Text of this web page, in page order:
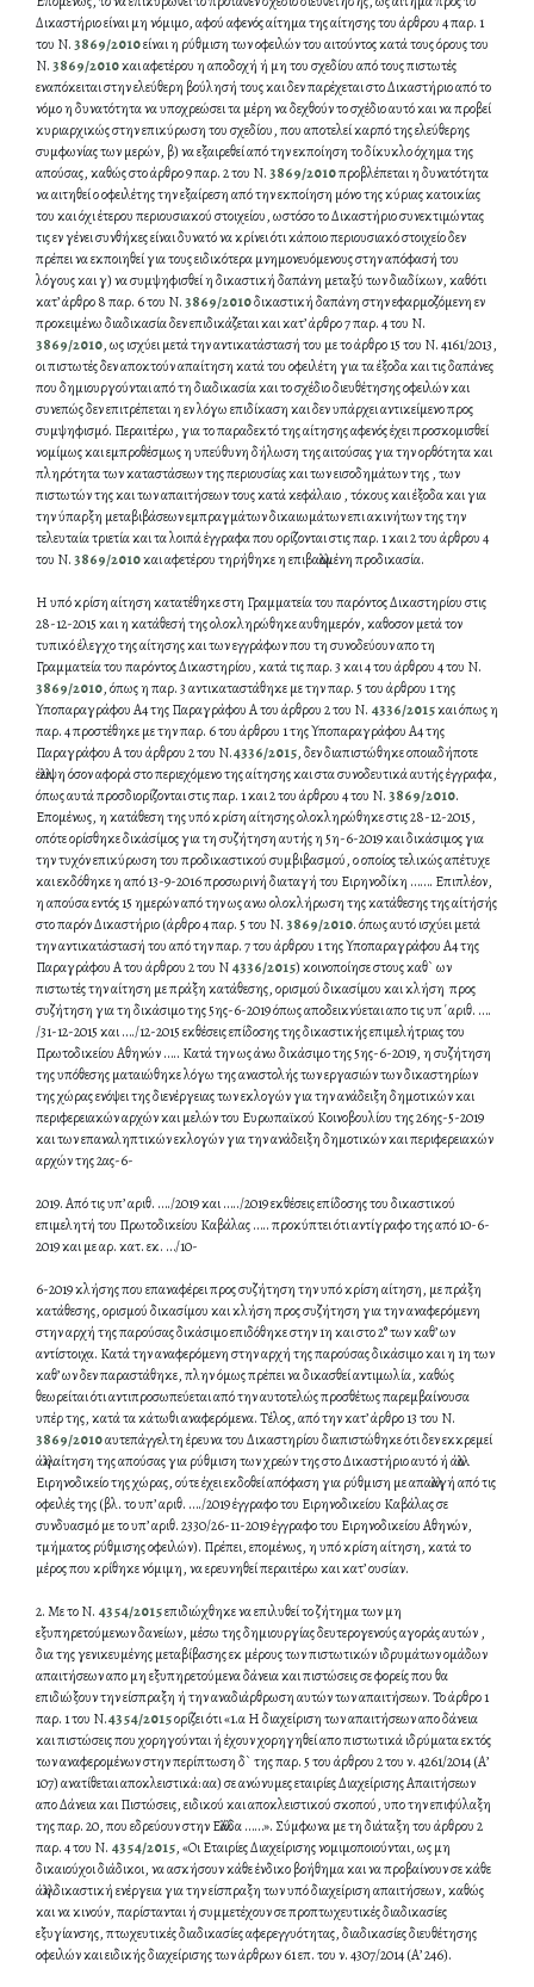
Δικαστήριο είναι μη νόμιμο, αφού αφενός αίτημα της αίτησης του άρθρου 4 παρ. 1
του Ν.3869/2010είναι η ρύθμιση των οφειλών του αιτούντος κατά τους όρους του
Ν.3869/2010και αφετέρου η αποδοχή ή μη του σχεδίου από τους πιστωτές
εναπόκειται στην ελεύθερη βούλησή τους και δεν παρέχεται στο Δικαστήριο από το
νόμο η δυνατότητα να υποχρεώσει τα μέρη να δεχθούν το σχέδιο αυτό και να προβεί
κυριαρχικώς στην επικύρωση του σχεδίου, που αποτελεί καρπό της ελεύθερης
συμφωνίας των μερών, β) να εξαιρεθεί από την εκποίηση το δίκυκλο όχημα της
απούσας, καθώς στο άρθρο 9 παρ. 2 του Ν.3869/2010προβλέπεται η δυνατότητα
να αιτηθεί ο οφειλέτης την εξαίρεση από την εκποίηση μόνο της κύριας κατοικίας
του και όχι έτερου περιουσιακού στοιχείου, ωστόσο το Δικαστήριο συνεκτιμώντας
τις εν γένει συνθήκες είναι δυνατό να κρίνει ότι κάποιο περιουσιακό στοιχείο δεν
πρέπει να εκποιηθεί για τους ειδικότερα μνημονευόμενους στην απόφασή του
λόγους και γ) να συμψηφισθεί η δικαστική δαπάνη μεταξύ των διαδίκων, καθότι
κατ’ άρθρο 8 παρ. 6 του Ν.3869/2010δικαστική δαπάνη στην εφαρμοζόμενη εν
προκειμένω διαδικασία δεν επιδικάζεται και κατ’ άρθρο 7 παρ. 4 του Ν.
3869/2010, ως ισχύει μετά την αντικατάστασή του με το άρθρο 15 του Ν. 4161/2013,
οι πιστωτές δεν αποκτούν απαίτηση κατά του οφειλέτη για τα έξοδα και τις δαπάνες
που δημιουργούνται από τη διαδικασία και το σχέδιο διευθέτησης οφειλών και
συνεπώς δεν επιτρέπεται η εν λόγω επιδίκαση και δεν υπάρχει αντικείμενο προς
συμψηφισμό. Περαιτέρω, για το παραδεκτό της αίτησης αφενός έχει προσκομισθεί
νομίμως και εμπροθέσμως η υπεύθυνη δήλωση της αιτούσας για την ορθότητα και
πληρότητα των καταστάσεων της περιουσίας και των εισοδημάτων της , των
πιστωτών της και των απαιτήσεων τους κατά κεφάλαιο , τόκους και έξοδα και για
την ύπαρξη μεταβιβάσεων εμπραγμάτων δικαιωμάτων επι ακινήτων της την
τελευταία τριετία και τα λοιπά έγγραφα που ορίζονται στις παρ. 1 και 2 του άρθρου 4
του Ν.3869/2010και αφετέρου τηρήθηκε η επιβαλλομένη προδικασία.
Η υπό κρίση αίτηση κατατέθηκε στη Γραμματεία του παρόντος Δικαστηρίου στις
28-12-2015 και η κατάθεσή της ολοκληρώθηκε αυθημερόν, καθοσον μετά τον
τυπικό έλεγχο της αίτησης και των εγγράφων που τη συνοδεύουν απο τη
Γραμματεία του παρόντος Δικαστηρίου, κατά τις παρ. 3 και 4 του άρθρου 4 του Ν.
3869/2010, όπως η παρ. 3 αντικαταστάθηκε με την παρ. 5 του άρθρου 1 της
Υποπαραγράφου Α4 της Παραγράφου Α του άρθρου 2 του Ν. 4336/2015και όπως η
παρ. 4 προστέθηκε με την παρ. 6 του άρθρου 1 της Υποπαραγράφου Α4 της
Παραγράφου Α του άρθρου 2 του Ν.4336/2015, δεν διαπιστώθηκε οποιαδήποτε
έλλειψη όσον αφορά στο περιεχόμενο της αίτησης και στα συνοδευτικά αυτής έγγραφα,
όπως αυτά προσδιορίζονται στις παρ. 1 και 2 του άρθρου 4 του Ν.3869/2010.
Επομένως, η κατάθεση της υπό κρίση αίτησης ολοκληρώθηκε στις 28-12-2015,
οπότε ορίσθηκε δικάσίμος για τη συζήτηση αυτής η 5η-6-2019 και δικάσιμος για
την τυχόν επικύρωση του προδικαστικού συμβιβασμού, ο οποίος τελικώς απέτυχε
και εκδόθηκε η από 13-9-2016 προσωρινή διαταγή του Ειρηνοδίκη ……. Επιπλέον,
η απούσα εντός 15 ημερών από την ως ανω ολοκλήρωση της κατάθεσης της αίτήσής
στο παρόν Δικαστήριο (άρθρο 4 παρ. 5 του Ν.3869/2010. όπως αυτό ισχύει μετά
την αντικατάστασή του από την παρ. 7 του άρθρου 1 της Υποπαραγράφου Α4 της
Παραγράφου Α του άρθρου 2 του Ν4336/2015) κοινοποίησε στους καθ` ων
πιστωτές την αίτηση με πράξη κατάθεσης, ορισμού δικασίμου και κλήση προς
συζήτηση για τη δικάσιμο της 5ης-6-2019 όπως αποδεικνύεται απο τις υπ΄αριθ. ….
/31-12-2015 και …./12-2015 εκθέσεις επίδοσης της δικαστικής επιμελήτριας του
Πρωτοδικείου Αθηνών ….. Κατά την ως άνω δικάσιμο της 5ης-6-2019, η συζήτηση
της υπόθεσης ματαιώθηκε λόγω της αναστολής των εργασιών των δικαστηρίων
της χώρας ενόψει της διενέργειας των εκλογών για την ανάδειξη δημοτικών και
περιφερειακών αρχών και μελών του Ευρωπαϊκού Κοινοβουλίου της 26ης-5-2019
και των επαναληπτικών εκλογών για την ανάδειξη δημοτικών και περιφερειακών
αρχών της 2ας-6-
2019. Από τις υπ’ αριθ. …./2019 και …../2019 εκθέσεις επίδοσης του δικαστικού
επιμελητή του Πρωτοδικείου Καβάλας ….. προκύπτει ότι αντίγραφο της από 10-6-
2019 και με αρ. κατ. εκ. …/10-
6-2019 κλήσης που επαναφέρει προς συζήτηση την υπό κρίση αίτηση, με πράξη
κατάθεσης, ορισμού δικασίμου και κλήση προς συζήτηση για την αναφερόμενη
στην αρχή της παρούσας δικάσιμο επιδόθηκε στην 1η και στο 2° των καθ’ ων
αντίστοιχα. Κατά την αναφερόμενη στην αρχή της παρούσας δικάσιμο και η 1η των
καθ’ ων δεν παραστάθηκε, πλην όμως πρέπει να δικασθεί αντιμωλία, καθώς
θεωρείται ότι αντιπροσωπεύεται από την αυτοτελώς προσθέτως παρεμβαίνουσα
υπέρ της, κατά τα κάτωθι αναφερόμενα. Τέλος, από την κατ’ άρθρο 13 του Ν.
3869/2010αυτεπάγγελτη έρευνα του Δικαστηρίου διαπιστώθηκε ότι δεν εκκρεμεί
άλλη αίτηση της απούσας για ρύθμιση των χρεών της στο Δικαστήριο αυτό ή άλλο
Ειρηνοδικείο της χώρας, ούτε έχει εκδοθεί απόφαση για ρύθμιση με απαλλαγή από τις
οφειλές της (βλ. το υπ’ αριθ. …./2019 έγγραφο του Ειρηνοδικείου Καβάλας σε
συνδυασμό με το υπ’ αριθ. 2330/26-11-2019 έγγραφο του Ειρηνοδικείου Αθηνών,
τμήματος ρύθμισης οφειλών). Πρέπει, επομένως, η υπό κρίση αίτηση, κατά το
μέρος που κρίθηκε νόμιμη, να ερευνηθεί περαιτέρω και κατ’ ουσίαν.
2. Με το Ν. 4354/2015επιδιώχθηκε να επιλυθεί το ζήτημα των μη
εξυπηρετούμενων δανείων, μέσω της δημιουργίας δευτερογενούς αγοράς αυτών ,
δια της γενικευμένης μεταβίβασης εκ μέρους των πιστωτικών ιδρυμάτων ομάδων
απαιτήσεων απο μη εξυπηρετούμενα δάνεια και πιστώσεις σε φορείς που θα
επιδιώξουν την είσπραξη ή την αναδιάρθρωση αυτών των απαιτήσεων. Το άρθρο 1
παρ. 1 του Ν.4354/2015ορίζει ότι «1.α Η διαχείριση των απαιτήσεων απο δάνεια
και πιστώσεις που χορηγούνται ή έχουν χορηγηθεί απο πιστωτικά ιδρύματα εκτός
των αναφερομένων στην περίπτωση δ` της παρ. 5 του άρθρου 2 του ν. 4261/2014 (Α’
107) ανατίθεται αποκλειστικά: αα) σε ανώνυμες εταιρίες Διαχείρισης Απαιτήσεων
απο Δάνεια και Πιστώσεις, ειδικού και αποκλειστικού σκοπού, υπο την επιφύλαξη
της παρ. 20, που εδρεύουν στην Ελλάδα ……». Σύμφωνα με τη διάταξη του άρθρου 2
παρ. 4 του Ν. 4354/2015, «Οι Εταιρίες Διαχείρισης νομιμοποιούνται, ως μη
δικαιούχοι διάδικοι, να ασκήσουν κάθε ένδικο βοήθημα και να προβαίνουν σε κάθε
άλλη δικαστική ενέργεια για την είσπραξη των υπό διαχείριση απαιτήσεων, καθώς
και να κινούν, παρίστανται ή συμμετέχουν σε προπτωχευτικές διαδικασίες
εξυγίανσης, πτωχευτικές διαδικασίες αφερεγγυότητας, διαδικασίες διευθέτησης
οφειλών και ειδικής διαχείρισης των άρθρων 61 επ. του ν. 4307/2014 (Α’ 246).